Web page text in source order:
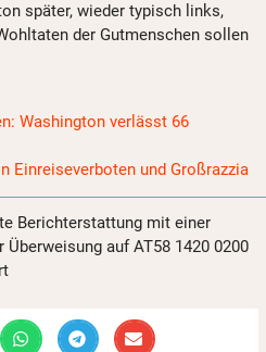
später, wieder typisch links,
der Gutmenschen sollen
Washington verlässt 66
Einreiseverboten und Großrazzia
Berichterstattung mit einer
Überweisung auf AT58 1420 0200